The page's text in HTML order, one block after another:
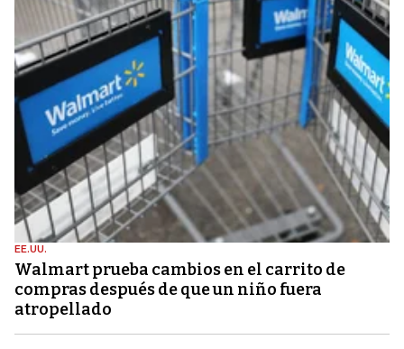
EE.UU.
Walmart prueba cambios en el carrito de
compras después de que un niño fuera
atropellado